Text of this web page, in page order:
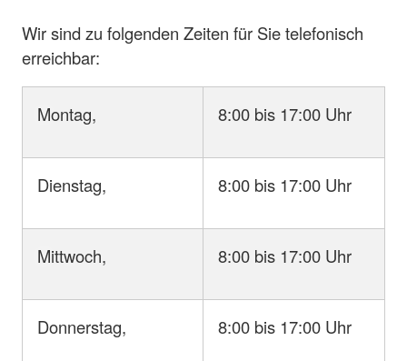
Wir sind zu folgenden Zeiten für Sie telefonisch
erreichbar:
Montag, 8:00 bis 17:00 Uhr
Dienstag, 8:00 bis 17:00 Uhr
Mittwoch, 8:00 bis 17:00 Uhr
Donnerstag, 8:00 bis 17:00 Uhr